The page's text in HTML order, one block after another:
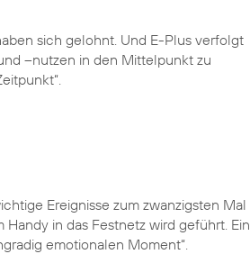
sich gelohnt. Und E-Plus verfolgt
–nutzen in den Mittelpunkt zu
Ereignisse zum zwanzigsten Mal
in das Festnetz wird geführt. Ein
emotionalen Moment“.